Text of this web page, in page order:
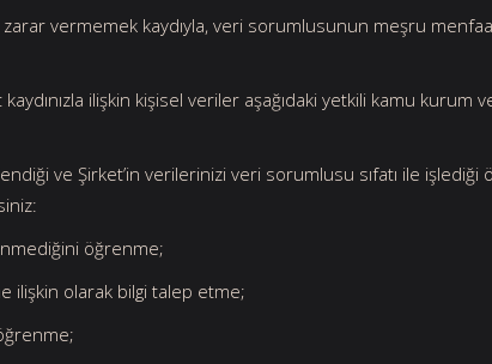
vermemek kaydıyla, veri sorumlusunun meşru
ilişkin kişisel veriler aşağıdaki yetkili kamu kurum
ve Şirket’in verilerinizi veri sorumlusu sıfatı ile
öğrenme;
ilişkin olarak bilgi talep etme;